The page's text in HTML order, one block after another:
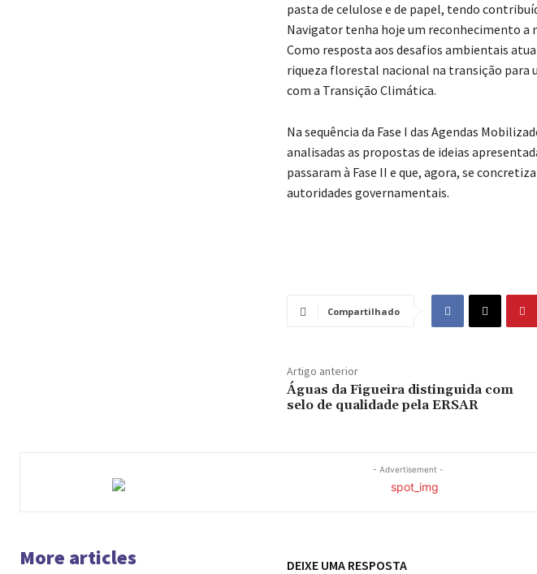
pasta de celulose e de papel, tendo
Navigator tenha hoje um reconhecimento a
Como resposta aos desafios ambientais
riqueza florestal nacional na transição para
com a Transição Climática.
Na sequência da Fase I das Agendas
analisadas as propostas de ideias
passaram à Fase II e que, agora, se
autoridades governamentais.
Compartilhado
Artigo anterior
Águas da Figueira distinguida com
selo de qualidade pela ERSAR
- Advertisement -
More articles DEIXE UMA RESPOSTA